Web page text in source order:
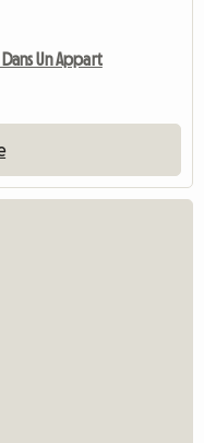
Un Appart